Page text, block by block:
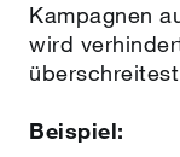
Kampagnen
wird
Beispiel: